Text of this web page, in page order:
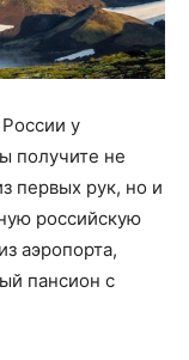
у
получите не
первых рук, но и
российскую
аэропорта,
пансион с